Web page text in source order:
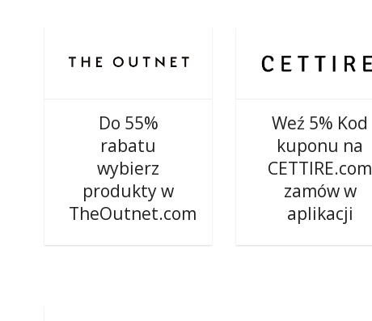
Do 55%
rabatu
wybierz
produkty w
TheOutnet.com
Weź 5% Kod
kuponu na
CETTIRE.com
zamów w
aplikacji